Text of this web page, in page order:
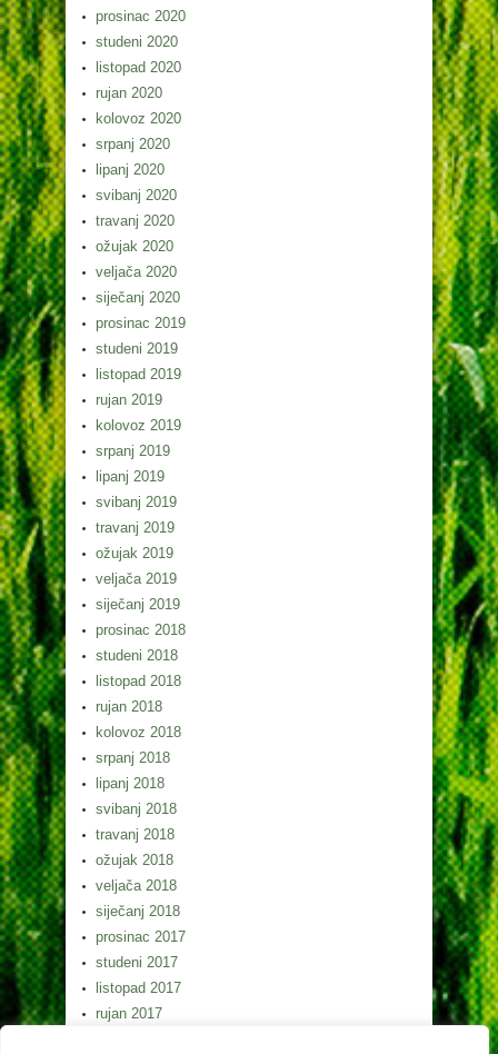
prosinac 2020
studeni 2020
listopad 2020
rujan 2020
kolovoz 2020
srpanj 2020
lipanj 2020
svibanj 2020
travanj 2020
ožujak 2020
veljača 2020
siječanj 2020
prosinac 2019
studeni 2019
listopad 2019
rujan 2019
kolovoz 2019
srpanj 2019
lipanj 2019
svibanj 2019
travanj 2019
ožujak 2019
veljača 2019
siječanj 2019
prosinac 2018
studeni 2018
listopad 2018
rujan 2018
kolovoz 2018
srpanj 2018
lipanj 2018
svibanj 2018
travanj 2018
ožujak 2018
veljača 2018
siječanj 2018
prosinac 2017
studeni 2017
listopad 2017
rujan 2017